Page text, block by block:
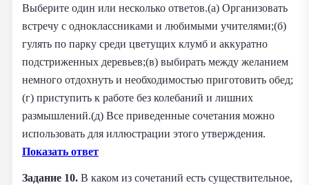
Выберите один или несколько ответов.(а) Организовать
встречу с одноклассниками и любимыми учителями;(б)
гулять по парку среди цветущих клумб и аккуратно
подстриженных деревьев;(в) выбирать между желанием
немного отдохнуть и необходимостью приготовить обед;
(г) приступить к работе без колебаний и лишних
размышлений.(д) Все приведенные сочетания можно
использовать для иллюстрации этого утверждения.
Показать ответ
Задание 10. В каком из сочетаний есть существительное,